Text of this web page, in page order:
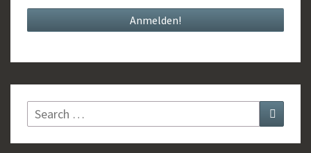
Search
for:
Search